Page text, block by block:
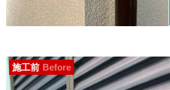
施工前 Before